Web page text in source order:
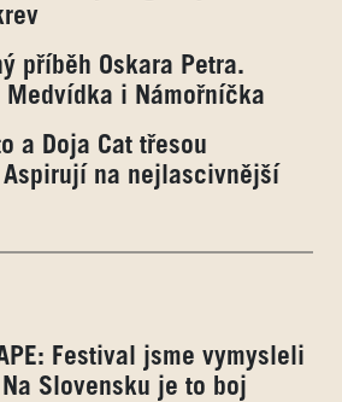
příběh Oskara Petra.
Medvídka i Námořníčka
a Doja Cat třesou
na nejlascivnější
Festival jsme vymysleli
Slovensku je to boj